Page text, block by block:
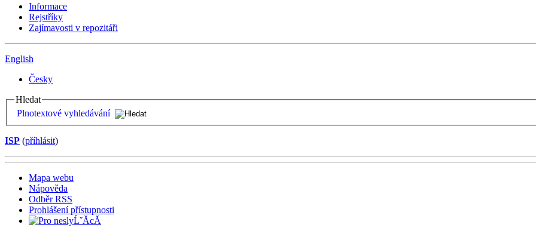
Informace
Rejstříky
Zajímavosti v repozitáři
English
Česky
Hledat
Plnotextové vyhledávání
ISP (příhlásit)
Mapa webu
Nápověda
Odběr RSS
Prohlášení přístupnosti